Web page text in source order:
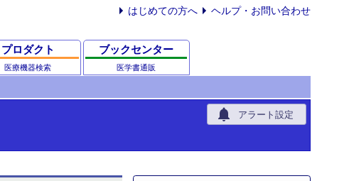
はじめての方へ ヘルプ・お問い合わせ
プロダクト
医療機器検索
ブックセンター
医学書通販
notifications アラート設定